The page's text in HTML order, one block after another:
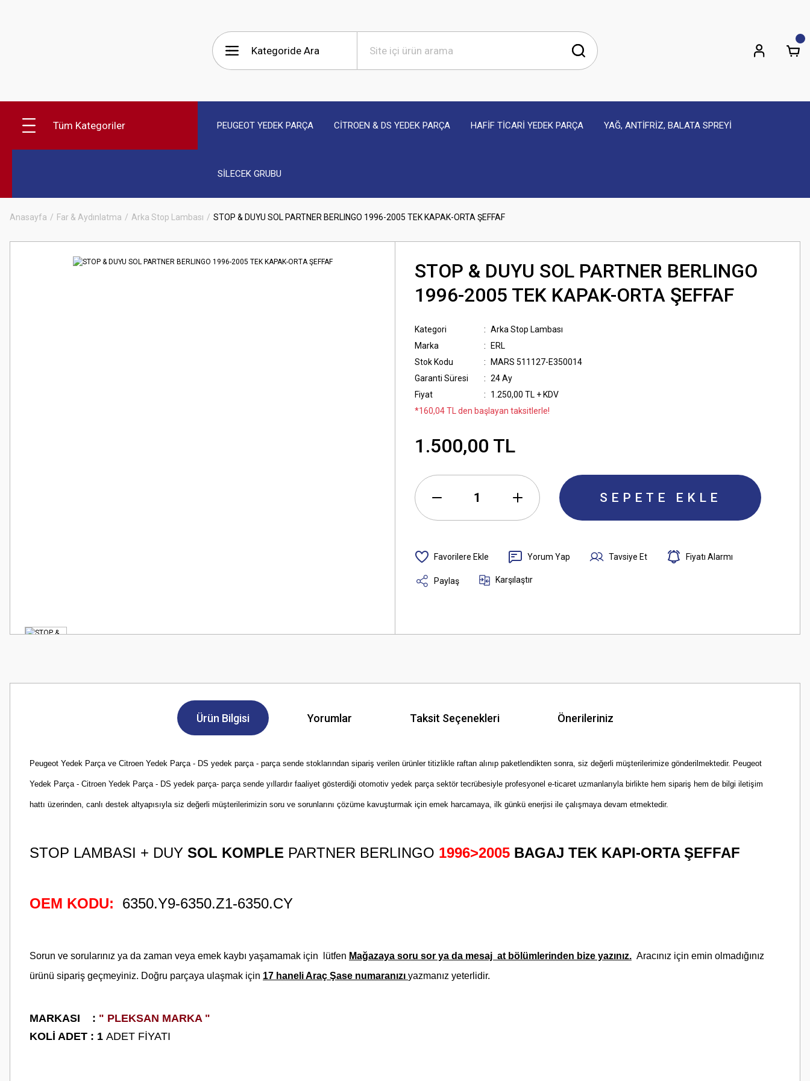
Tüm Kategoriler PEUGEOT YEDEK PARÇA CİTROEN & DS YEDEK PARÇA HAFİF TİCARİ YEDEK PARÇA YAĞ, ANTİFRİZ, BALATA SPREYİ
SİLECEK GRUBU
Anasayfa Far & Aydınlatma Arka Stop Lambası STOP & DUYU SOL PARTNER BERLINGO 1996-2005 TEK KAPAK-ORTA ŞEFFAF
STOP & DUYU SOL PARTNER BERLINGO
1996-2005 TEK KAPAK-ORTA ŞEFFAF
Kategori
Arka Stop Lambası
Marka
ERL
Stok Kodu
MARS 511127-E350014
Garanti Süresi
24 Ay
Fiyat
1.250,00 TL + KDV
*160,04 TL den başlayan taksitlerle!
1.500,00 TL
SEPETE EKLE
Yorum Yap Tavsiye Et Fiyatı Alarmı
Paylaş Karşılaştır
Ürün Bilgisi Yorumlar Taksit Seçenekleri Önerileriniz
Peugeot Yedek Parça ve Citroen Yedek Parça - DS yedek parça - parça sende stoklarından sipariş verilen ürünler titizlikle raftan alınıp paketlendikten sonra, siz değerli müşterilerimize gönderilmektedir. Peugeot
Yedek Parça - Citroen Yedek Parça - DS yedek parça- parça sende yıllardır faaliyet gösterdiği otomotiv yedek parça sektör tecrübesiyle profesyonel e-ticaret uzmanlarıyla birlikte hem sipariş hem de bilgi iletişim
hattı üzerinden, canlı destek altyapısıyla siz değerli müşterilerimizin soru ve sorunlarını çözüme kavuşturmak için emek harcamaya, ilk günkü enerjisi ile çalışmaya devam etmektedir.
STOP LAMBASI + DUY SOL KOMPLE PARTNER BERLINGO 1996>2005 BAGAJ TEK KAPI-ORTA ŞEFFAF
OEM KODU: 6350.Y9-6350.Z1-6350.CY
Sorun ve sorularınız ya da zaman veya emek kaybı yaşamamak için lütfen Mağazaya soru sor ya da mesaj at bölümlerinden bize yazınız. Aracınız için emin olmadığınız
ürünü sipariş geçmeyiniz. Doğru parçaya ulaşmak için 17 haneli Araç Şase numaranızı yazmanız yeterlidir.
MARKASI : " PLEKSAN MARKA "
KOLİ ADET : 1 ADET FİYATI